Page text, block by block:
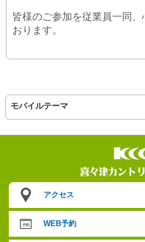
皆様のご参加を従業員一同
おります。
モバイルテーマ
アクセス
WEB予約